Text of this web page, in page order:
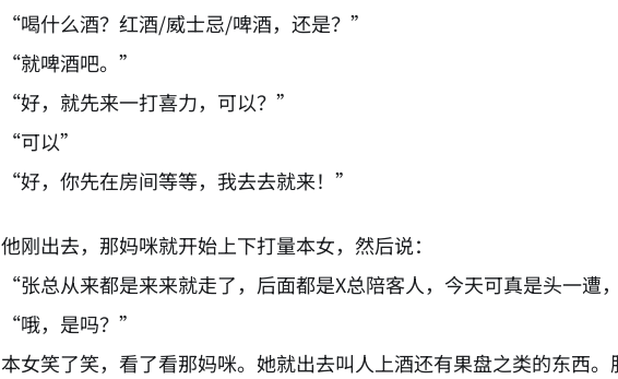
“喝什么酒？红酒/威士忌/啤酒，还是？”
“就啤酒吧。”
“好，就先来一打喜力，可以？”
“可以”
“好，你先在房间等等，我去去就来！”
他刚出去，那妈咪就开始上下打量本女，然后说：
“张总从来都是来来就走了，后面都是X总陪客人，今天可真是头一遭
“哦，是吗？”
本女笑了笑，看了看那妈咪。她就出去叫人上酒还有果盘之类的东西